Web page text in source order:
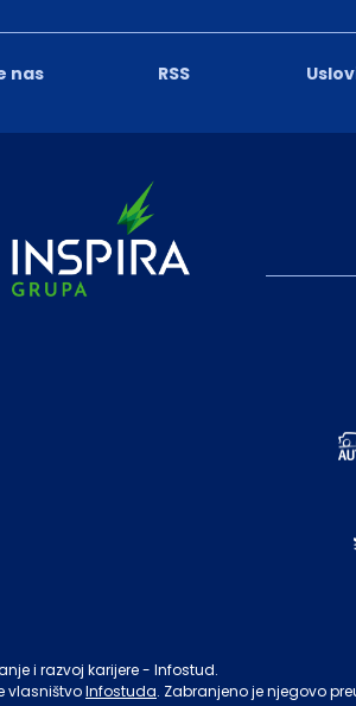
nas RSS
i razvoj karijere - Infostud.
vlasništvoInfostuda. Zabranjeno je njegovo